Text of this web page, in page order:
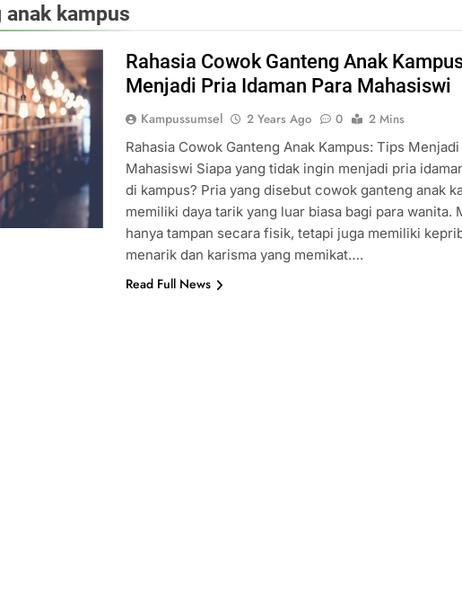
kampus
Rahasia Cowok Ganteng Anak
Menjadi Pria Idaman Para Mahasiswi
Kampussumsel 2 Years Ago 0
2 Mins
Rahasia Cowok Ganteng Anak Kampus: Tips
Mahasiswi Siapa yang tidak ingin menjadi pria
di kampus? Pria yang disebut cowok ganteng anak
memiliki daya tarik yang luar biasa bagi para wanita.
hanya tampan secara fisik, tetapi juga memiliki
menarik dan karisma yang memikat….
Read Full News